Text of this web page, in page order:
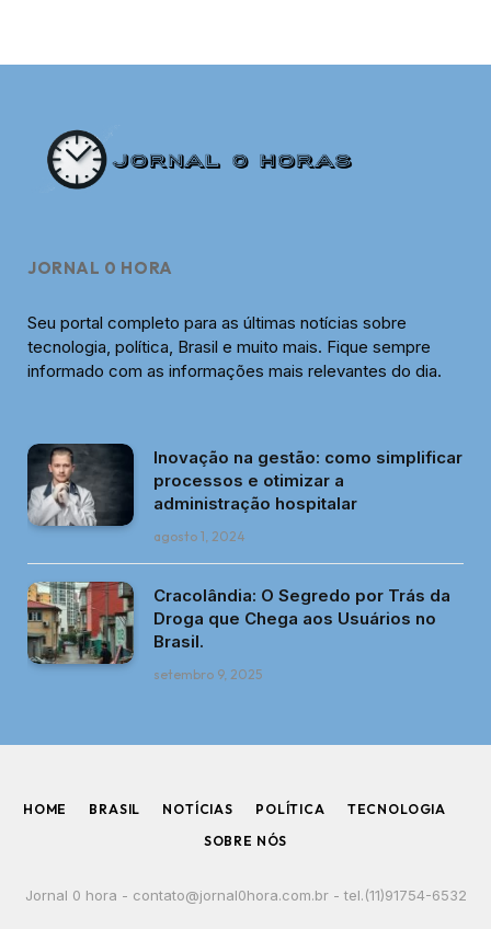
JORNAL 0 HORA
Seu portal completo para as últimas notícias sobre
tecnologia, política, Brasil e muito mais. Fique sempre
informado com as informações mais relevantes do dia.
Inovação na gestão: como simplificar
processos e otimizar a
administração hospitalar
agosto 1, 2024
Cracolândia: O Segredo por Trás da
Droga que Chega aos Usuários no
Brasil.
setembro 9, 2025
HOME BRASIL NOTÍCIAS POLÍTICA
TECNOLOGIA
SOBRE NÓS
Jornal 0 hora - contato@jornal0hora.com.br- tel.(11)91754-6532